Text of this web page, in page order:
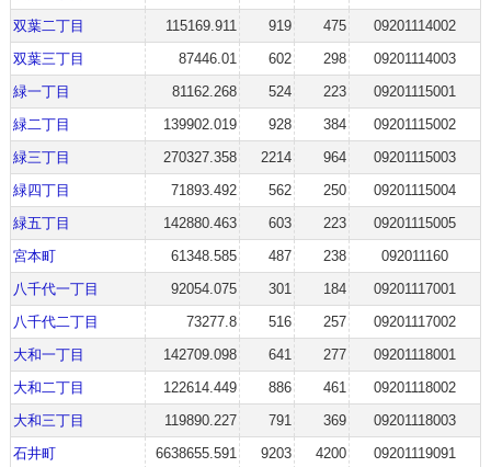
双葉二丁目
115169.911 919 475
09201114002
双葉三丁目
87446.01 602 298
09201114003
緑一丁目
81162.268 524 223
09201115001
緑二丁目
139902.019 928 384
09201115002
緑三丁目
270327.358 2214 964
09201115003
緑四丁目
71893.492 562 250
09201115004
緑五丁目
142880.463 603 223
09201115005
宮本町
61348.585 487 238
092011160
八千代一丁目
92054.075 301 184
09201117001
八千代二丁目
73277.8 516 257
09201117002
大和一丁目
142709.098 641 277
09201118001
大和二丁目
122614.449 886 461
09201118002
大和三丁目
119890.227 791 369
09201118003
石井町
6638655.591 9203 4200
09201119091